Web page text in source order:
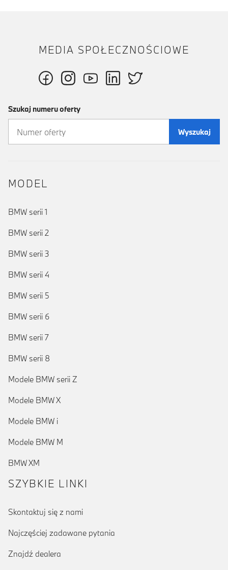
MEDIA SPOŁECZNOŚCIOWE
Szukaj numeru oferty
Wyszukaj
MODEL
BMW serii 1
BMW serii 2
BMW serii 3
BMW serii 4
BMW serii 5
BMW serii 6
BMW serii 7
BMW serii 8
Modele BMW serii Z
Modele BMW X
Modele BMW i
Modele BMW M
BMW XM
SZYBKIE LINKI
Skontaktuj się z nami
Najczęściej zadawane pytania
Znajdź dealera